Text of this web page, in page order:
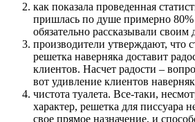
как показала проведенная
пришлась по душе примерно
обязательно рассказывали своим
производители утверждают, что
решетка наверняка доставит
клиентов. Насчет радости –
вот удивление клиентов
чистота туалета. Все-таки,
характер, решетка для писсуара
свое прямое назначение, и